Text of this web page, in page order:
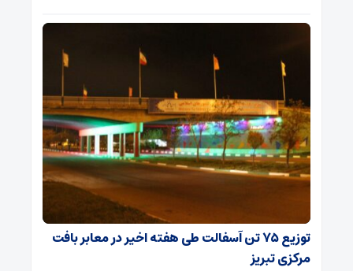
توزیع ۷۵ تن آسفالت طی هفته اخیر در معابر بافت
مرکزی تبریز